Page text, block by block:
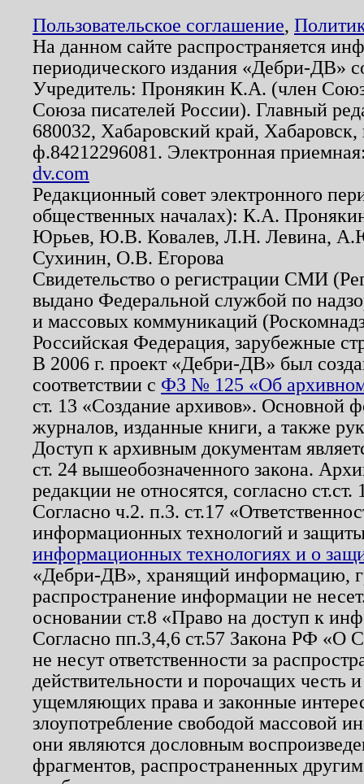
Пользовательское соглашение,
На данном сайте распространяется
периодического издания «Дебри-ДВ»
Учредитель: Пронякин К.А. (член
Союза писателей России). Главный
680032, Хабаровский край,
ф.84212296081. Электронная
dv.com
Редакционный совет электронного
общественных началах): К.А.
Юрьев, Ю.В. Ковалев, Л.Н. Левина,
Сухинин, О.В. Егорова
Свидетельство о регистрации СМИ
выдано Федеральной службой по
и массовых коммуникаций
Российская Федерация, зарубежные
В 2006 г. проект «Дебри-ДВ» был
соответствии с ФЗ № 125 «Об
ст. 13 «Создание архивов». Основной
журналов, изданные книги, а также
Доступ к архивным документам
ст. 24 вышеобозначенного закона.
редакции не относятся, согласно
Согласно ч.2. п.3. ст.17
информационных технологий и
информационных технологиях и о
«Дебри-ДВ», хранящий информацию,
распространение информации не
основании ст.8 «Право на доступ к
Согласно пп.3,4,6 ст.57 Закона РФ «О
не несут ответственности за
действительности и порочащих честь
ущемляющих права и законные
злоупотребление свободой массовой
они являются дословным
фрагментов, распространенных